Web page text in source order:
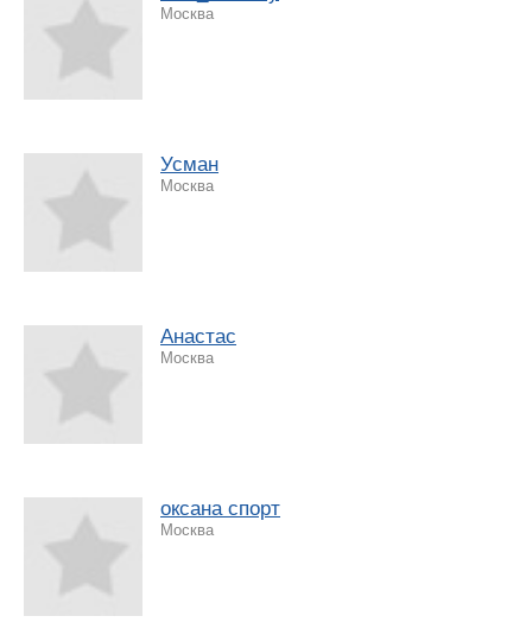
Москва
Усман
Москва
Анастас
Москва
оксана спорт
Москва